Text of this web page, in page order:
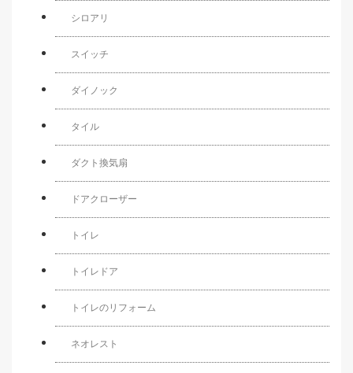
シロアリ
スイッチ
ダイノック
タイル
ダクト換気扇
ドアクローザー
トイレ
トイレドア
トイレのリフォーム
ネオレスト